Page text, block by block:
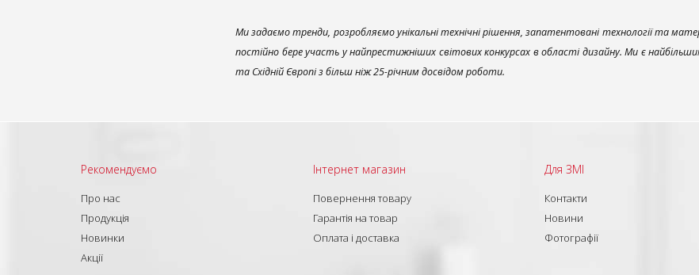
Ми задаємо тренди, розробляємо унікальні технічні рішення, запатентовані технології та
постійно бере участь у найпрестижніших світових конкурсах в області дизайну. Ми є
та Східній Європі з більш ніж 25-річним досвідом роботи.
Рекомендуємо
Про нас
Продукція
Новинки
Акції
Інтернет магазин
Повернення товару
Гарантія на товар
Оплата і доставка
Для ЗМІ
Контакти
Новини
Фотографії